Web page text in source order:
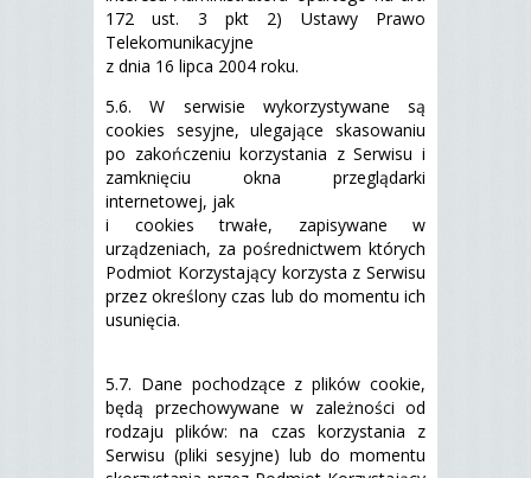
172 ust. 3 pkt 2) Ustawy Prawo
Telekomunikacyjne
z dnia 16 lipca 2004 roku.
5.6. W serwisie wykorzystywane są
cookies sesyjne, ulegające skasowaniu
po zakończeniu korzystania z Serwisu i
zamknięciu okna przeglądarki
internetowej, jak
i cookies trwałe, zapisywane w
urządzeniach, za pośrednictwem których
Podmiot Korzystający korzysta z Serwisu
przez określony czas lub do momentu ich
usunięcia.
5.7. Dane pochodzące z plików cookie,
będą przechowywane w zależności od
rodzaju plików: na czas korzystania z
Serwisu (pliki sesyjne) lub do momentu